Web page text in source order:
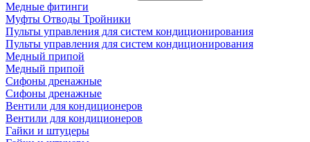
Медные фитинги
Муфты Отводы Тройники
Пульты управления для систем кондиционирования
Пульты управления для систем кондиционирования
Медный припой
Медный припой
Сифоны дренажные
Сифоны дренажные
Вентили для кондиционеров
Вентили для кондиционеров
Гайки и штуцеры